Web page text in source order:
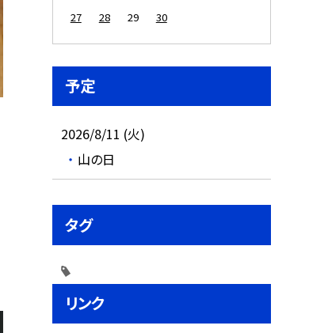
27
28 29 30
予定
2026/8/11 (火)
山の日
タグ
リンク